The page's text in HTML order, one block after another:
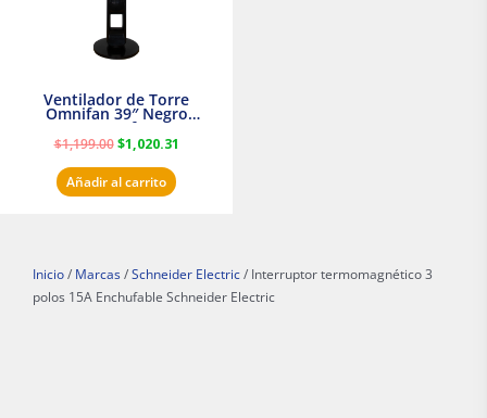
Ventilador de Torre
Omnifan 39″ Negro
Masterfan
$1,199.00 $1,020.31
Añadir al carrito
Inicio / Marcas / Schneider Electric / Interruptor termomagnético 3
polos 15A Enchufable Schneider Electric